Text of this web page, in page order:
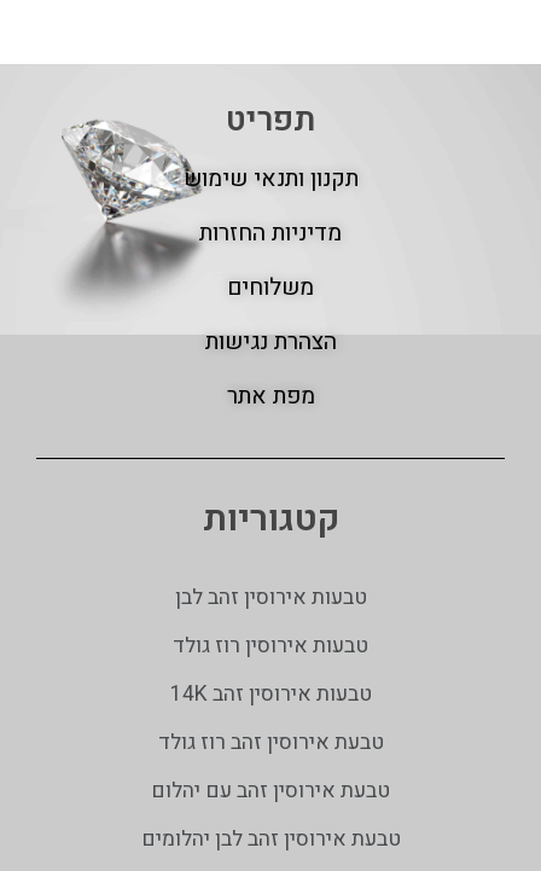
תפריט
תקנון ותנאי שימוש
מדיניות החזרות
משלוחים
הצהרת נגישות
מפת אתר
קטגוריות
טבעות אירוסין זהב לבן
טבעות אירוסין רוז גולד
טבעות אירוסין זהב 14K
טבעת אירוסין זהב רוז גולד
טבעת אירוסין זהב עם יהלום
טבעת אירוסין זהב לבן יהלומים